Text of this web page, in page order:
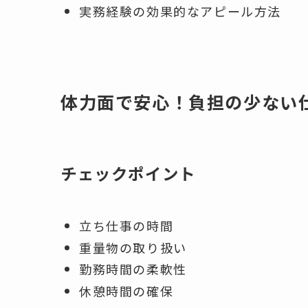
実務経験の効果的なアピール方法
体力面で安心！負担の少ない
チェックポイント
立ち仕事の時間
重量物の取り扱い
勤務時間の柔軟性
休憩時間の確保